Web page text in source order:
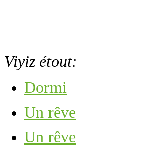
Viyiz étout:
Dormi
Un rêve
Un rêve